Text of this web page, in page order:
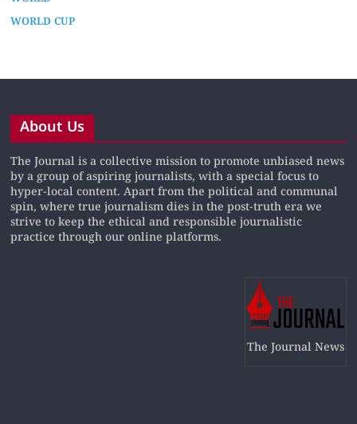
WORLD CUP
About Us
The Journal is a collective mission to promote unbiased news
by a group of aspiring journalists, with a special focus to
hyper-local content. Apart from the political and communal
spin, where true journalism dies in the post-truth era we
strive to keep the ethical and responsible journalistic
practice through our online platforms.
The Journal News